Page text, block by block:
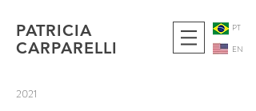
PATRICIA
CARPARELLI
PT
EN
2021